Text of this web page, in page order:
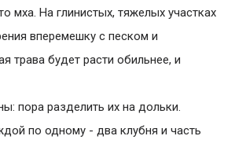
мха. На глинистых, тяжелых участках
вперемешку с песком и
трава будет расти обильнее, и
пора разделить их на дольки.
по одному - два клубня и часть